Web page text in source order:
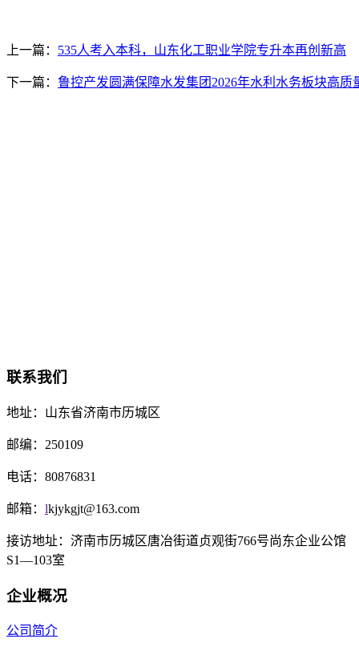
上一篇： 535人考入本科，山东化工职业学院专升本再创新高
下一篇： 鲁控产发圆满保障水发集团2026年水利水务板块高质
联系我们
地址： 山东省济南市历城区
邮编： 250109
电话： 80876831
邮箱： lkjykgjt@163.com
接访地址：济南市历城区唐冶街道贞观街766号尚东企业公馆
S1—103室
企业概况
公司简介